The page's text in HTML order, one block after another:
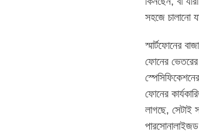
সহজে চালানো
স্মার্টফোনের
ফোনের
ফোনের
লাগছে, সেটাই
পারসোনালাইজড